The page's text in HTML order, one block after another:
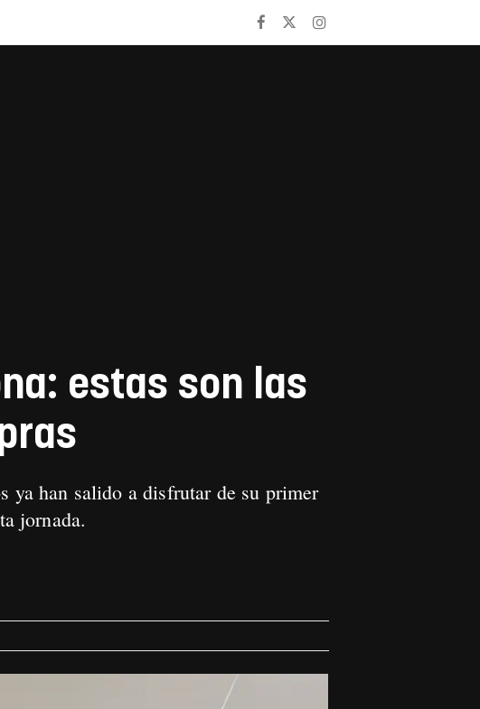
estas son las
ya han salido a disfrutar de su primer
jornada.